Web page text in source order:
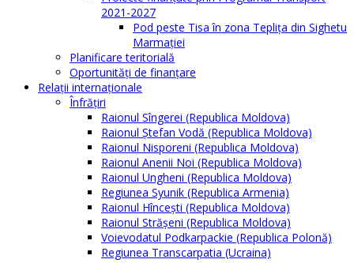
2021-2027
Pod peste Tisa în zona Teplița din Sighetu
Marmației
Planificare teritorială
Oportunităţi de finanţare
Relaţii internaţionale
Înfrăţiri
Raionul Sîngerei (Republica Moldova)
Raionul Ștefan Vodă (Republica Moldova)
Raionul Nisporeni (Republica Moldova)
Raionul Anenii Noi (Republica Moldova)
Raionul Ungheni (Republica Moldova)
Regiunea Syunik (Republica Armenia)
Raionul Hîncești (Republica Moldova)
Raionul Străşeni (Republica Moldova)
Voievodatul Podkarpackie (Republica Polonă)
Regiunea Transcarpatia (Ucraina)